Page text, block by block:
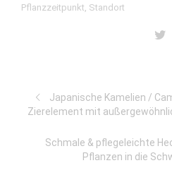
Pflanzzeitpunkt, Standort
Japanische Kamelien /
Zierelement mit
Schmale & pflegeleichte
Pflanzen in die